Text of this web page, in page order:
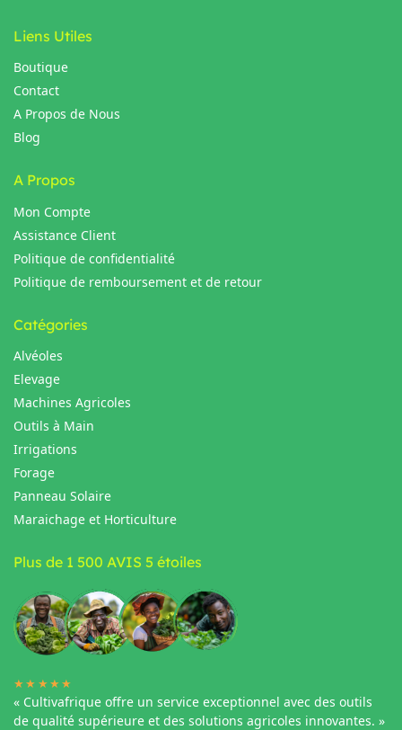
Liens Utiles
Boutique
Contact
A Propos de Nous
Blog
A Propos
Mon Compte
Assistance Client
Politique de confidentialité
Politique de remboursement et de retour
Catégories
Alvéoles
Elevage
Machines Agricoles
Outils à Main
Irrigations
Forage
Panneau Solaire
Maraichage et Horticulture
Plus de 1 500 AVIS 5 étoiles
★★★★★
« Cultivafrique offre un service exceptionnel avec des outils
de qualité supérieure et des solutions agricoles innovantes. »